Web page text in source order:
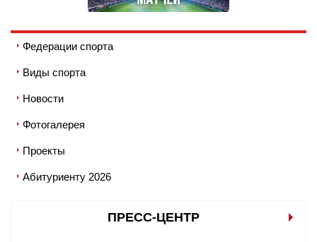
Федерации спорта
Виды спорта
Новости
Фотогалерея
Проекты
Абитуриенту 2026
ПРЕСС-ЦЕНТР